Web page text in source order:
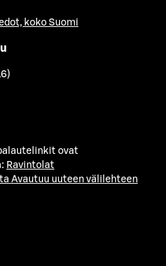
koko Suomi
ovat
Ravintolat
Avautuu uuteen välilehteen